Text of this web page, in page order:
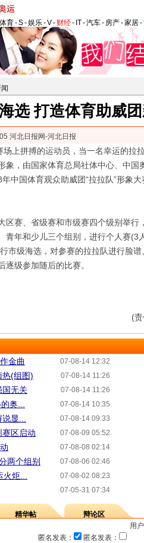
体育-S-娱乐-V- 财经- IT-汽车- 房产-家居-
选 打造体育助威
河北日报网-河北日报
拼搏的运动员，当一名幸运的拉
象，由国家体育总局社体中心、中国
中国体育观众助威团“拉拉队”形象大
赛、省级赛和市级赛四个级别举行
青年和少儿三个组别，进行个人赛(3
市级海选，对参赛的拉拉队进行脸谱
级参加随后的比赛。
(
07-08-14 12:32
金曲
07-08-14 11:26
热(组图)
07-08-14 11:26
国无关
07-08-14 10:35
奥...
07-08-14 09:33
显...
07-08-09 05:52
区启动
07-08-08 02:14
07-08-06 02:46
两个组别
07-08-02 08:23
炬...
07-05-31 07:34
精华帖
辩论区
用户
匿名发表：
匿名发表：